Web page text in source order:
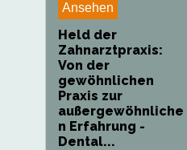
Ansehen
Held der
Zahnarztpraxis:
Von der
gewöhnlichen
Praxis zur
außergewöhnliche
n Erfahrung -
Dental...